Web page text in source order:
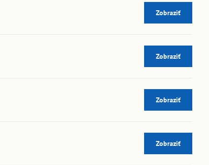
Zobraziť
Zobraziť
Zobraziť
Zobraziť